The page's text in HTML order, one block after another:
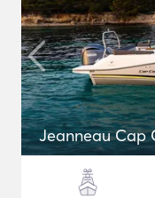
Jeanneau Cap